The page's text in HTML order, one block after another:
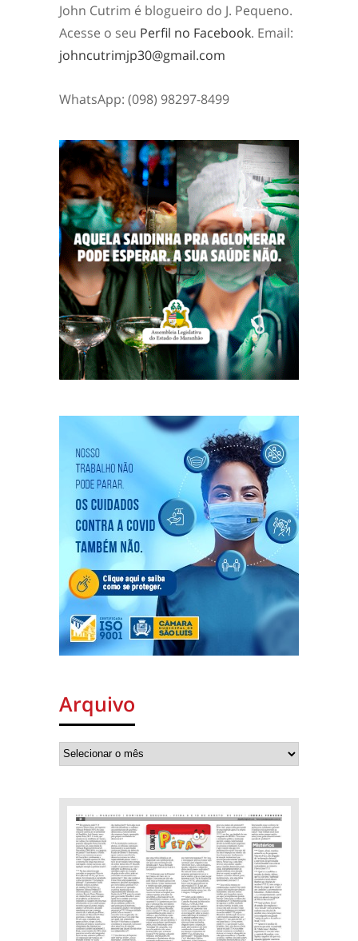
John Cutrim é blogueiro do J. Pequeno.
Acesse o seu Perfil no Facebook. Email:
johncutrimjp30@gmail.com
WhatsApp: (098) 98297-8499
Arquivo